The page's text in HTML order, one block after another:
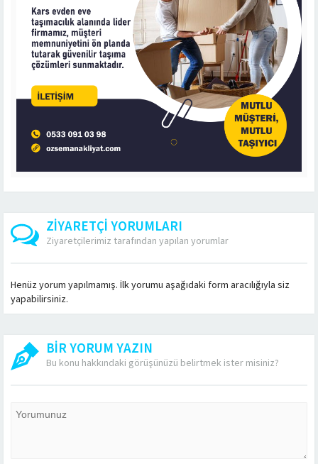
ZİYARETÇİ YORUMLARI
Ziyaretçilerimiz tarafından yapılan yorumlar
Henüz yorum yapılmamış. İlk yorumu aşağıdaki form aracılığıyla siz
yapabilirsiniz.
BİR YORUM YAZIN
Bu konu hakkındaki görüşünüzü belirtmek ister misiniz?